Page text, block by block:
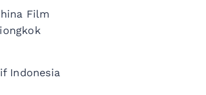
Film
Indonesia